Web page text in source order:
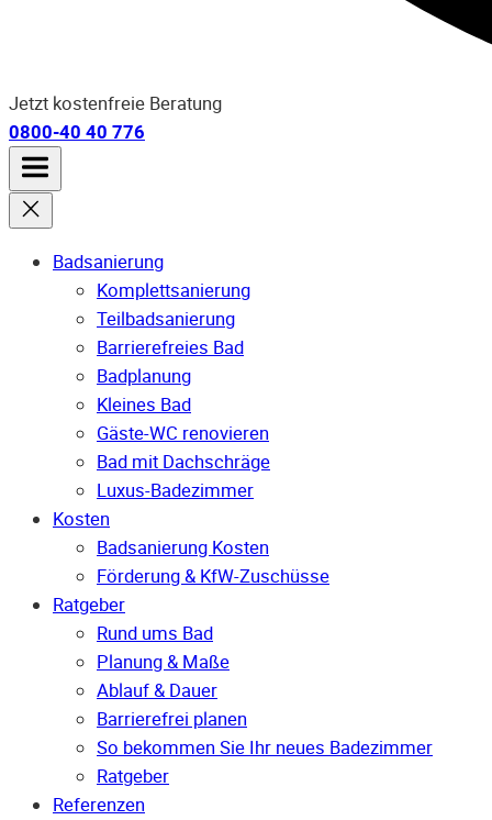
Jetzt kostenfreie Beratung
0800-40 40 776
Badsanierung
Komplettsanierung
Teilbadsanierung
Barrierefreies Bad
Badplanung
Kleines Bad
Gäste-WC renovieren
Bad mit Dachschräge
Luxus-Badezimmer
Kosten
Badsanierung Kosten
Förderung & KfW-Zuschüsse
Ratgeber
Rund ums Bad
Planung & Maße
Ablauf & Dauer
Barrierefrei planen
So bekommen Sie Ihr neues Badezimmer
Ratgeber
Referenzen